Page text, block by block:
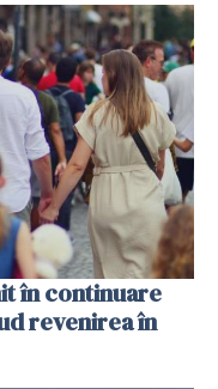
în continuare
revenirea în